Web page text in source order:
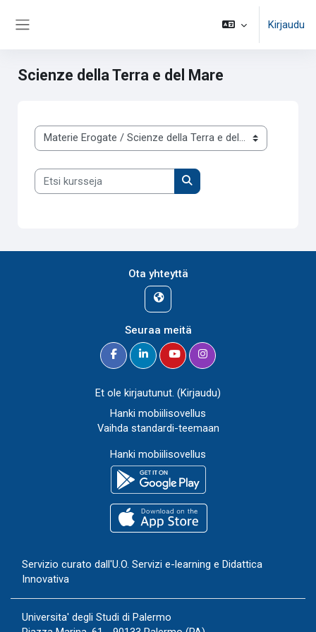
Kirjaudu
Scienze della Terra e del Mare
Kurssikategoriat
Etsi kursseja
Etsi kursseja
Ota yhteyttä
Seuraa meitä
Et ole kirjautunut. (Kirjaudu)
Hanki mobiilisovellus
Vaihda standardi-teemaan
Hanki mobiilisovellus
Servizio curato dall'U.O. Servizi e-learning e Didattica
Innovativa
Universita' degli Studi di Palermo